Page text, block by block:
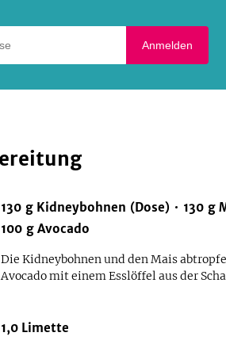
Anmelden
130 g Kidneybohnen (Dose) 130 g
100 g Avocado
Die Kidneybohnen und den Mais
Avocado mit einem Esslöffel aus der
1,0 Limette